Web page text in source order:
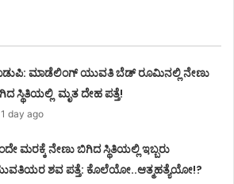
ಮಾಡೆಲಿಂಗ್ ಯುವತಿ ಬೆಡ್ ರೂಮಿನಲ್ಲಿ ನೇಣು
ಸ್ಥಿತಿಯಲ್ಲಿ ಮೃತ ದೇಹ ಪತ್ತೆ!
1 day ago
ಮರಕ್ಕೆ ನೇಣು ಬಿಗಿದ ಸ್ಥಿತಿಯಲ್ಲಿ ಇಬ್ಬರು
ಶವ ಪತ್ತೆ: ಕೊಲೆಯೋ..ಆತ್ಮಹತ್ಯೆಯೋ!?